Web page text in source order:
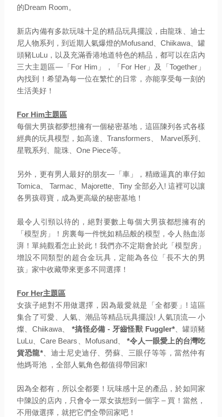
的Dream Room。
新店內備有多款玩味十足的精品玩具擺設，由龍珠、迪士
尼人物系列，到近期人氣爆燈的Mofusand、Chiikawa、罐
頭豬LuLu，以及充滿香港地道特色的精品，都可以在店內
三大主題區—「For Him」，「For Her」及「Together」
內找到！希望為每一位在繁忙的日常，亦能享受每一刻的
生活美好！
For Him主題區
每個大男孩都夢想擁有一個秘密基地，這區陳列各式各樣
經典的玩具模型，如高達、Transformers、 Marvel系列、
星戰系列、龍珠、One Piece等。
另外，更有男人最好的朋友—「車」，精緻逼真的車仔如
Tomica、 Tarmac、Majorette、Tiny 全部必入! 這裡可以讓
各男孩尋寶，成為更高級的秘密基地！
最令人引頸以待的，絕對要數上每個大男孩都想擁有的
「模型房」！房裏每一件恍如精品般的模型，令人熱血澎
湃！單純觀看怎止於此！我們亦不定期會於此「模型房」
增設不同類型的超合金玩具，定能為各位「長不大的男
孩」家中收藏帶來更多不同選擇！
For Her主題區
女孩子絕對不用做選擇，因為最愛就是「全都要」! 這區
集合了可愛、人氣、潮品等精品玩具擺設! 人氣頂流— 小
燦、Chiikawa、 *搞怪必備 - 牙齒怪獸 Fuggler*、罐頭豬
LuLu、Care Bears、Mofusand、*令人一眼愛上的台灣吃
貨恐龍*、迪士尼史迪仔、勞蘇、三眼仔等等，當然仲有
他媽哥池 ，全部人氣角色都值得帶回家!
因為全都有，所以全都要！玩味感十足的產品，於如同家
中陳設的店內，只會令一眾女孩想到一個字 – 買！當然，
不用做選擇，就把它們全帶回家吧！